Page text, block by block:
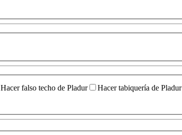
Hacer falso techo de Pladur Hacer tabiquería de Pladur